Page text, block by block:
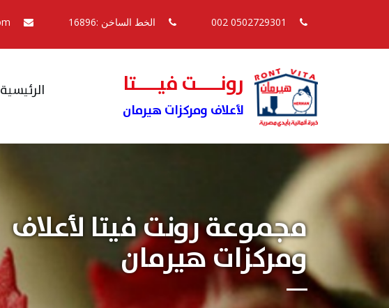
الخط الساخن :16896
رونــــت فيــــتا
لأعلاف ومركزات هيرمان
الرئيسية
مجموعة رونت فيتا لأعلاف
ومركزات هيرمان